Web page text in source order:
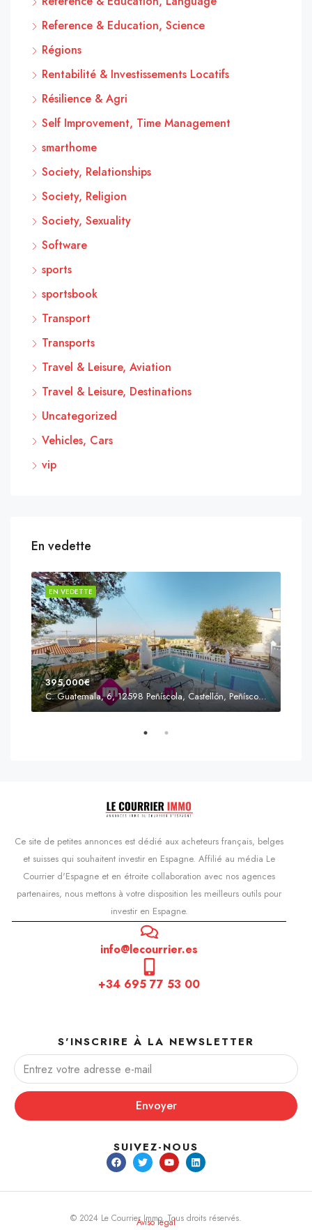
Reference & Education, Science
Régions
Rentabilité & Investissements Locatifs
Résilience & Agri
Self Improvement, Time Management
smarthome
Society, Relationships
Society, Religion
Society, Sexuality
Software
sports
sportsbook
Transport
Transports
Travel & Leisure, Aviation
Travel & Leisure, Destinations
Uncategorized
Vehicles, Cars
vip
En vedette
EN VEDETTE
395,000€
C. Guatemala, 6, 12598 Peñíscola, Castellón, Peñíscola, Communauté valencienne
Ce site de petites annonces est dédié aux acheteurs français, belges
et suisses qui souhaitent investir en Espagne. Affilié au média Le
Courrier d'Espagne et en étroite collaboration avec nos agences
partenaires, nous mettons à votre disposition les meilleurs outils pour
investir en Espagne.
info@lecourrier.es
+34 695 77 53 00
S'INSCRIRE À LA NEWSLETTER
Envoyer
SUIVEZ-NOUS
© 2024 Le Courrier Immo. Tous droits réservés.
Aviso legal